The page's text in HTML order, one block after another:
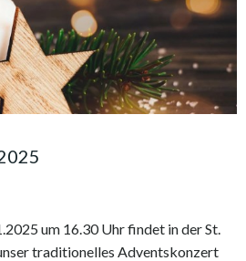
um 16.30 Uhr findet in der St.
traditionelles Adventskonzert